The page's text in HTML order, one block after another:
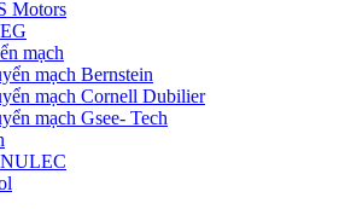
Motors
mạch
mạch Bernstein
mạch Cornell Dubilier
mạch Gsee- Tech